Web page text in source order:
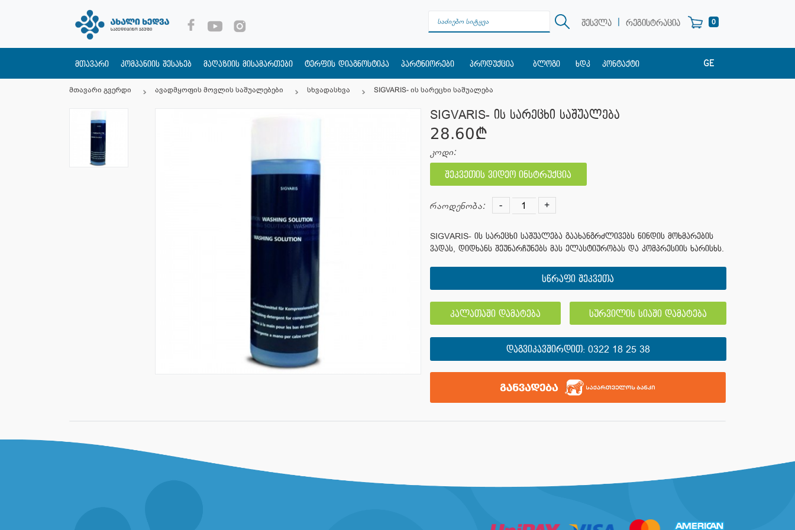
შესვლა | რეგისტრაცია 0
მთავარი კომპანიის შესახებ მაღაზიის მისამართები ტერფის დიაგნოსტიკა პარტნიორები პროდუქცია ბლოგი ხდკ კონტაქტი GE
მთავარი გვერდი ავადმყოფის მოვლის საშუალებები სხვადასხვა SIGVARIS- ის სარეცხი საშუალება
SIGVARIS- ის სარეცხი საშუალება
28.60¢
კოდი:
შეკვეთის ვიდეო ინსტრუქცია
რაოდენობა: - +
SIGVARIS- ის სარეცხი საშუალება გაახანგრძლივებს წინდის მოხმარების
ვადას, დიდხანს შეუნარჩუნებს მას ელასტიურობას და კომპრესიის ხარისხს.
სწრაფი შეკვეთა
კალათაში დამატება სურვილის სიაში დამატება
ᲓᲐᲒᲕᲘᲙᲐᲕᲨᲘᲠᲓᲘᲗ: 0322 18 25 38